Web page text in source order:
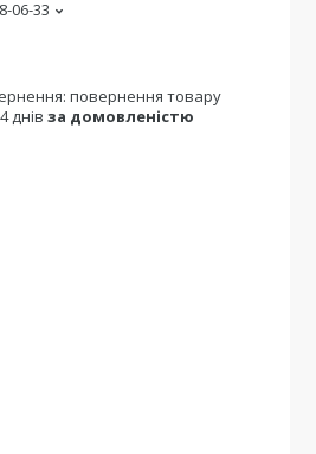
06-33
повернення товару
днів за домовленістю